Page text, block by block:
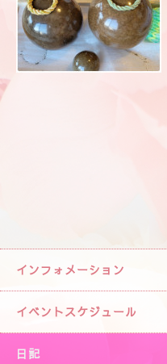
インフォメーション
イベントスケジュール
日記